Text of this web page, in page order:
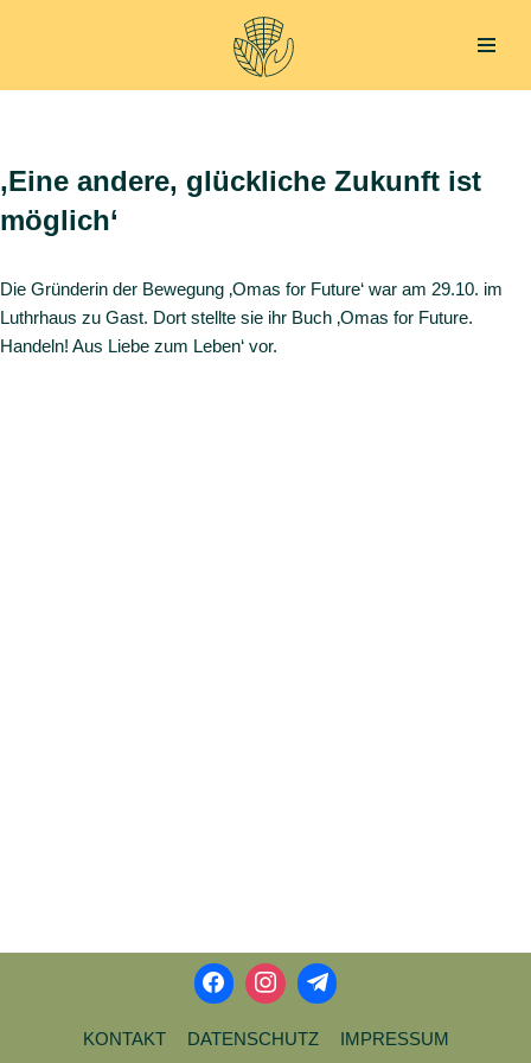
Inhalt
‚Eine andere, glückliche Zukunft ist
möglich‘
Die Gründerin der Bewegung ‚Omas for Future‘ war am 29.10. im
Luthrhaus zu Gast. Dort stellte sie ihr Buch ‚Omas for Future.
Handeln! Aus Liebe zum Leben‘ vor.
KONTAKT DATENSCHUTZ IMPRESSUM